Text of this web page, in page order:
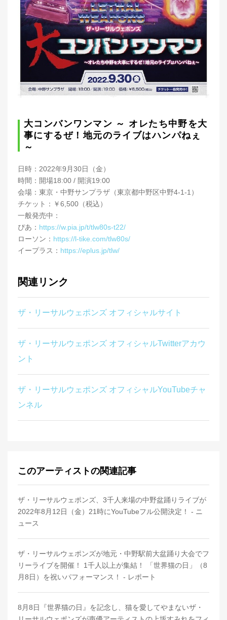
大コンバンワンマン ～ オレたち中野を大
事にするぜ！地元のライブはハンパねぇ
～
日時：2022年9月30日（金）
時間：開場18:00 / 開演19:00
会場：東京・中野サンプラザ（東京都中野区中野4-1-1）
チケット：￥6,500（税込）
一般発売中：
ぴあ： https://w.pia.jp/t/tlw80s-t22/
ローソン： https://l-tike.com/tlw80s/
イープラス： https://eplus.jp/tlw/
関連リンク
ザ・リーサルウェポンズ オフィシャルサイト
ザ・リーサルウェポンズ オフィシャルTwitterアカウ
ント
ザ・リーサルウェポンズ オフィシャルYouTubeチャ
ンネル
このアーティストの関連記事
ザ・リーサルウェポンズ、3千人来場の中野盆踊りライブが
2022年8月12日（金）21時にYouTubeフル公開決定！ - ニ
ュース
ザ・リーサルウェポンズが地元・中野駅前大盆踊り大会でフ
リーライブを開催！ 1千人以上が集結！ 「世界猫の日」（8
月8日）を祝いパフォーマンス！ - レポート
8月8日『世界猫の日』を記念し、猫を愛してやまないザ・